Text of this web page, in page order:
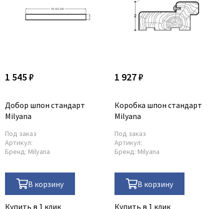
1 545 ₽
Добор шпон стандарт
Milyana
Под заказ
Артикул:
Бренд: Milyana
В корзину
Купить в 1 клик
1 927 ₽
Коробка шпон стандарт
Milyana
Под заказ
Артикул:
Бренд: Milyana
В корзину
Купить в 1 клик